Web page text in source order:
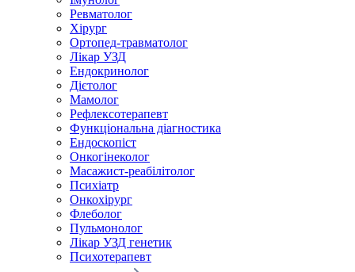
Ревматолог
Хірург
Ортопед-травматолог
Лікар УЗД
Ендокринолог
Дієтолог
Мамолог
Рефлексотерапевт
Функціональна діагностика
Ендоскопіст
Онкогінеколог
Масажист-реабілітолог
Психіатр
Онкохірург
Флеболог
Пульмонолог
Лікар УЗД генетик
Психотерапевт